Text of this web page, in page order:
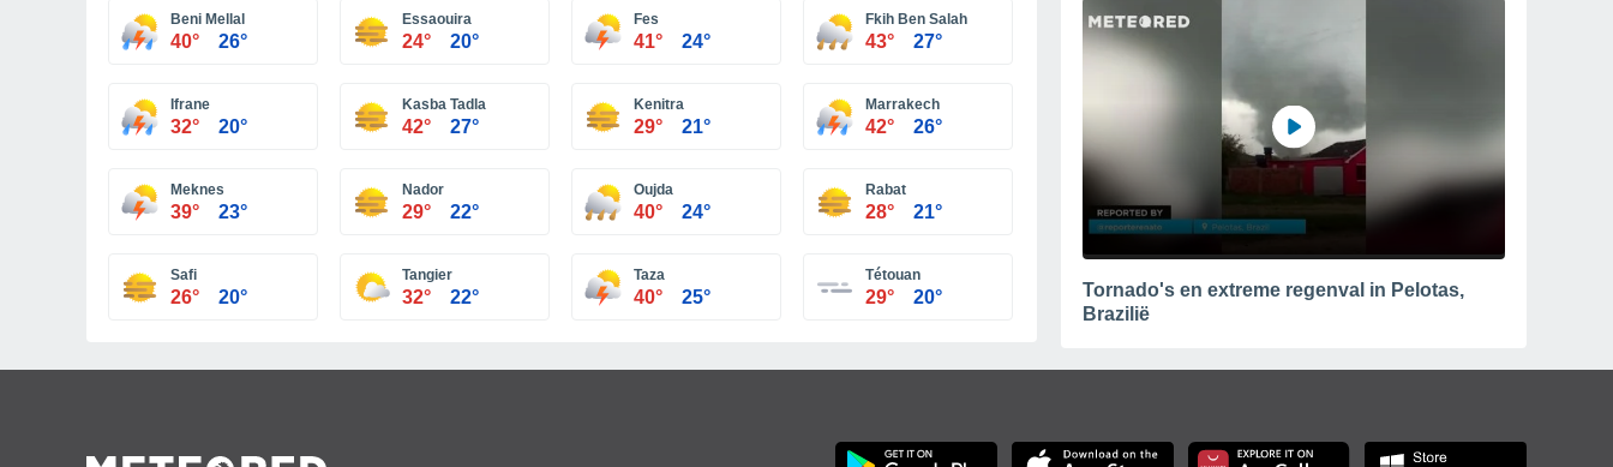
Beni Mellal
40° 26°
Essaouira
24° 20°
Fes
41° 24°
Fkih Ben Salah
43° 27°
Ifrane
32° 20°
Kasba Tadla
42° 27°
Kenitra
29° 21°
Marrakech
42° 26°
Meknes
39° 23°
Nador
29° 22°
Oujda
40° 24°
Rabat
28° 21°
Safi
26° 20°
Tangier
32° 22°
Taza
40° 25°
Tétouan
29° 20°
Tornado's en extreme regenval in Pelotas,
Brazilië